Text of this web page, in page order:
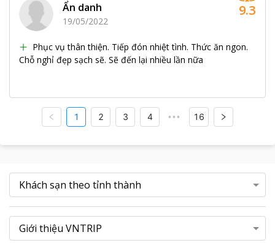
Ẩn danh
19/05/2022
Phục vụ thân thiện. Tiếp đón nhiệt tình. Thức ăn ngon.
Chỗ nghỉ đẹp sạch sẽ. Sẽ đến lại nhiều lần nữa
9.3
1 2 3 4 ••• 16